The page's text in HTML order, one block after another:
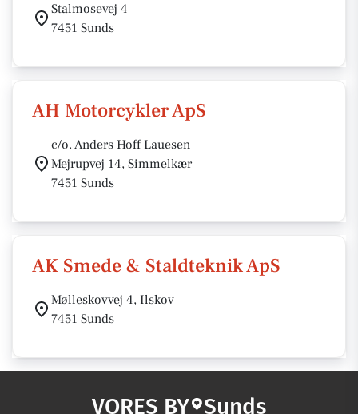
Stalmosevej 4
7451 Sunds
AH Motorcykler ApS
c/o. Anders Hoff Lauesen
Mejrupvej 14, Simmelkær
7451 Sunds
AK Smede & Staldteknik ApS
Mølleskovvej 4, Ilskov
7451 Sunds
VORES BY Sunds